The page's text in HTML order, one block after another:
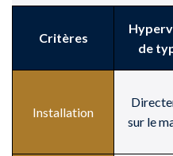
Critères
de
Installation
sur le